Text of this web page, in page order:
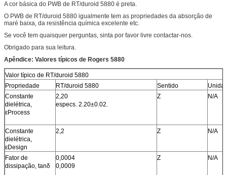
A cor básica do PWB de RT/duroid 5880 é preta.
O PWB de RT/duroid 5880 igualmente tem as propriedades da absorção de
maré baixa, da resistência química excelente etc.
Se você tem quaisquer perguntas, sinta por favor livre contactar-nos.
Obrigado para sua leitura.
Apêndice: Valores típicos de Rogers 5880
Valor típico de RT/duroid 5880
Propriedade
RT/duroid 5880 Sentido
Constante
dielétrica,
εProcess
2,20
especs. 2.20±0.02.
Z N/A
Constante
dielétrica,
εDesign
2,2 Z N/A
Fator de
dissipação, tanδ
0,0004
0,0009
Z N/A